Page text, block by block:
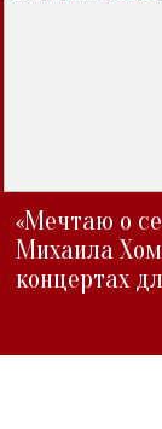
«Мечтаю о
Михаила
концертах